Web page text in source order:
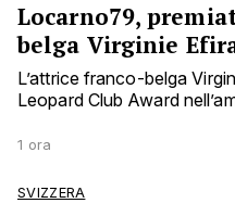
Locarno79,
belga Virginie
L’attrice franco-belga
Leopard Club Award
1 ora
SVIZZERA